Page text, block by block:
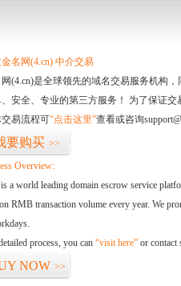
名网(4.cn) 中介交易
(4.cn)是全球领先的域名交易服务机构
安全、专业的第三方服务！ 为了保证
易流程可“点击这里”查看或咨询
要购买 >>
Overview:
a world leading domain escrow service
RMB transaction volume every year. We
process, you can “visit here” or contact
NOW >>